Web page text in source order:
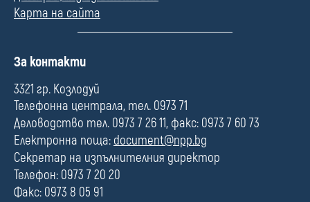
Карта на сайта
П
л
е
За контакти
3321 гр. Козлодуй
Телефонна централа, тел. 0973 71
Деловодство тел. 0973 7 26 11, факс: 0973 7 60 73
Електронна поща: document@npp.bg
Секретар на изпълнителния директор
Телефон: 0973 7 20 20
Факс: 0973 8 05 91